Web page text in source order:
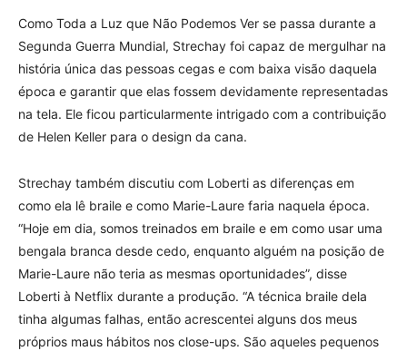
Como Toda a Luz que Não Podemos Ver se passa durante a
Segunda Guerra Mundial, Strechay foi capaz de mergulhar na
história única das pessoas cegas e com baixa visão daquela
época e garantir que elas fossem devidamente representadas
na tela. Ele ficou particularmente intrigado com a contribuição
de Helen Keller para o design da cana.
Strechay também discutiu com Loberti as diferenças em
como ela lê braile e como Marie-Laure faria naquela época.
“Hoje em dia, somos treinados em braile e em como usar uma
bengala branca desde cedo, enquanto alguém na posição de
Marie-Laure não teria as mesmas oportunidades”, disse
Loberti à Netflix durante a produção. “A técnica braile dela
tinha algumas falhas, então acrescentei alguns dos meus
próprios maus hábitos nos close-ups. São aqueles pequenos